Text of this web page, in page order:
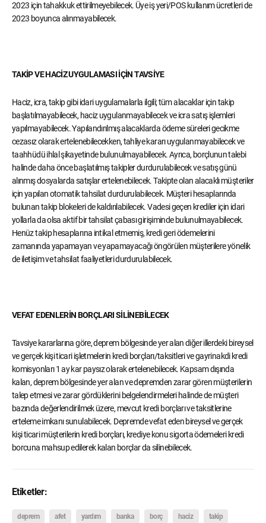
2023 için tahakkuk ettirilmeyebilecek. Üye iş yeri/POS kullanım ücretleri de
2023 boyunca alınmayabilecek.
TAKİP VE HACİZ UYGULAMASI İÇİN TAVSİYE
Haciz, icra, takip gibi idari uygulamalarla ilgili; tüm alacaklar için takip
başlatılmayabilecek, haciz uygulanmayabilecek ve icra satış işlemleri
yapılmayabilecek. Yapılandırılmış alacaklarda ödeme süreleri gecikme
cezasız olarak ertelenebilecekken, tahliye kararı uygulanmayabilecek ve
taahhüdü ihlal şikayetinde bulunulmayabilecek. Ayrıca, borçlunun talebi
halinde daha önce başlatılmış takipler durdurulabilecek ve satış günü
alınmış dosyalarda satışlar ertelenebilecek. Takipte olan alacaklı müşteriler
için yapılan otomatik tahsilat durdurulabilecek. Müşteri hesaplarında
bulunan takip blokeleri de kaldırılabilecek. Vadesi geçen krediler için idari
yollarla da olsa aktif bir tahsilat çabası girişiminde bulunulmayabilecek.
Henüz takip hesaplarına intikal etmemiş, kredi geri ödemelerini
zamanında yapamayan ve yapamayacağı öngörülen müşterilere yönelik
de iletişim ve tahsilat faaliyetleri durdurulabilecek.
VEFAT EDENLERİN BORÇLARI SİLİNEBİLECEK
Tavsiye kararlarına göre, deprem bölgesinde yer alan diğer illerdeki bireysel
ve gerçek kişi ticari işletmelerin kredi borçları/taksitleri ve gayrinakdi kredi
komisyonları 1 ay kar paysız olarak ertelenebilecek. Kapsam dışında
kalan, deprem bölgesinde yer alan ve depremden zarar gören müşterilerin
talep etmesi ve zarar gördüklerini belgelendirmeleri halinde de müşteri
bazında değerlendirilmek üzere, mevcut kredi borçları ve taksitlerine
erteleme imkanı sunulabilecek. Depremde vefat eden bireysel ve gerçek
kişi ticari müşterilerin kredi borçları, krediye konu sigorta ödemeleri kredi
borcuna mahsup edilerek kalan borçlar da silinebilecek.
Etiketler:
deprem afet yardım banka borç haciz takip